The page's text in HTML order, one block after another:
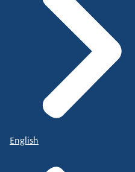
English